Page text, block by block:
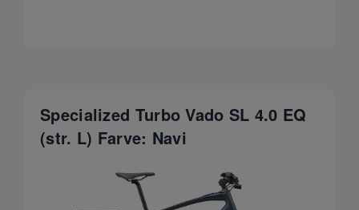
Specialized Turbo Vado SL 4.0 EQ
(str. L) Farve: Navi